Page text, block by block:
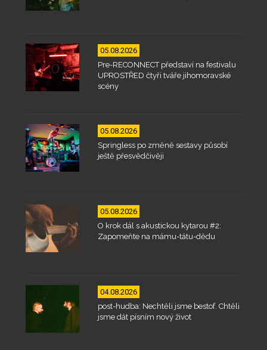
05.08.2026
Pre-RECONNECT představí na festivalu
UPROSTŘED čtyři tváře jihomoravské
scény
05.08.2026
Springless po změně sestavy působí
ještě přesvědčivěji
05.08.2026
O krok dál s akustickou kytarou #2:
Zapomeňte na mámu-tátu-dědu
04.08.2026
post-hudba: Nechtěli jsme bestof. Chtěli
jsme dát písním nový život